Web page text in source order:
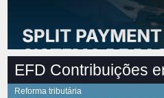
EFD Contribuições
Reforma tributária